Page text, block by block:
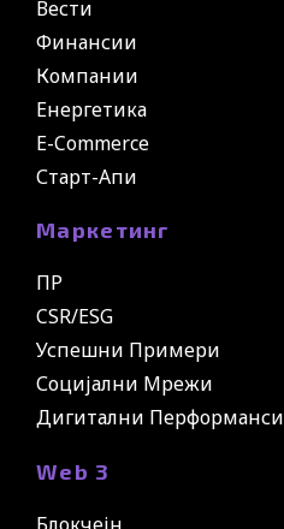
Вести
Финансии
Компании
Енергетика
E-Commerce
Старт-Апи
Маркетинг
ПР
CSR/ESG
Успешни Примери
Социјални Мрежи
Дигитални Перформанси
Web 3